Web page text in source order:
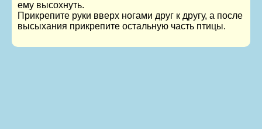
ему высохнуть.
Прикрепите руки вверх ногами друг к другу, а после
высыхания прикрепите остальную часть птицы.